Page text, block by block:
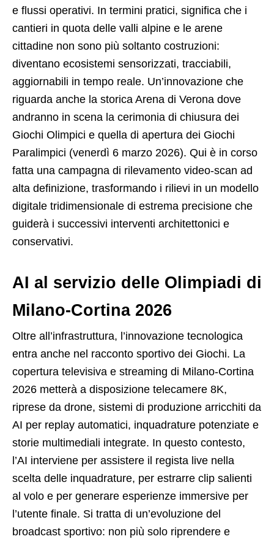
e flussi operativi. In termini pratici, significa che i
cantieri in quota delle valli alpine e le arene
cittadine non sono più soltanto costruzioni:
diventano ecosistemi sensorizzati, tracciabili,
aggiornabili in tempo reale. Un’innovazione che
riguarda anche la storica Arena di Verona dove
andranno in scena la cerimonia di chiusura dei
Giochi Olimpici e quella di apertura dei Giochi
Paralimpici (venerdì 6 marzo 2026). Qui è in corso
fatta una campagna di rilevamento video-scan ad
alta definizione, trasformando i rilievi in un modello
digitale tridimensionale di estrema precisione che
guiderà i successivi interventi architettonici e
conservativi.
AI al servizio delle Olimpiadi di
Milano-Cortina 2026
Oltre all’infrastruttura, l’innovazione tecnologica
entra anche nel racconto sportivo dei Giochi. La
copertura televisiva e streaming di Milano-Cortina
2026 metterà a disposizione telecamere 8K,
riprese da drone, sistemi di produzione arricchiti da
AI per replay automatici, inquadrature potenziate e
storie multimediali integrate. In questo contesto,
l’AI interviene per assistere il regista live nella
scelta delle inquadrature, per estrarre clip salienti
al volo e per generare esperienze immersive per
l’utente finale. Si tratta di un’evoluzione del
broadcast sportivo: non più solo riprendere e